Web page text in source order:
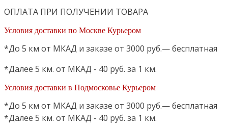
ОПЛАТА ПРИ ПОЛУЧЕНИИ ТОВАРА
Условия доставки по Москве Курьером
*До 5 км от МКАД и заказе от 3000 руб.— бесплатная
*Далее 5 км. от МКАД - 40 руб. за 1 км.
Условия доставки в Подмосковье Курьером
*До 5 км от МКАД и заказе от 3000 руб.— бесплатная
*Далее 5 км. от МКАД - 40 руб. за 1 км.